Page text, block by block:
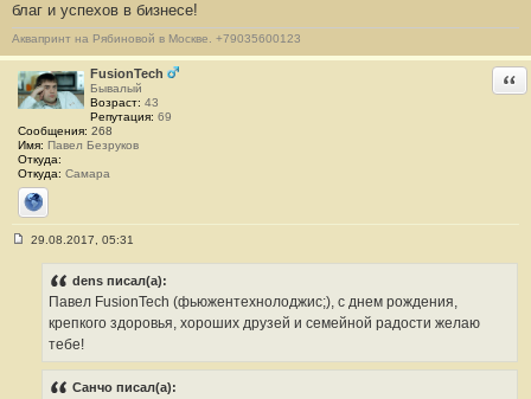
б
щ
е
н
и
е
#
7
3
благ и успехов в бизнесе!
Аквапринт на Рябиновой в Москве. +79035600123
FusionTech
Бывалый
Возраст: 43
Репутация: 69
Сообщения: 268
Имя: Павел Безруков
Откуда:
Откуда: Самара
Сайт
29.08.2017, 05:31
dens писал(а):
Павел FusionTech (фьюжентехнолоджис;), с днем рождения,
крепкого здоровья, хороших друзей и семейной радости желаю
тебе!
Санчо писал(а):